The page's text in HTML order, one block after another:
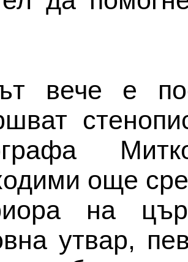
вече е
още
на
утвар,